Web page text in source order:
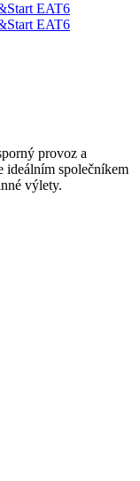
provoz a
ideálním společníkem
výlety.